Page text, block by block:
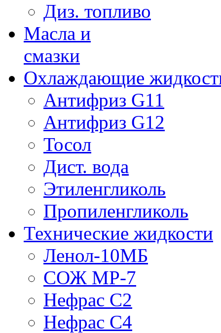
Диз. топливо
Масла и
смазки
Охлаждающие
Антифриз G11
Антифриз G12
Тосол
Дист. вода
Этиленгликоль
Пропиленгликоль
Технические жидкости
Ленол-10МБ
СОЖ МР-7
Нефрас С2
Нефрас С4